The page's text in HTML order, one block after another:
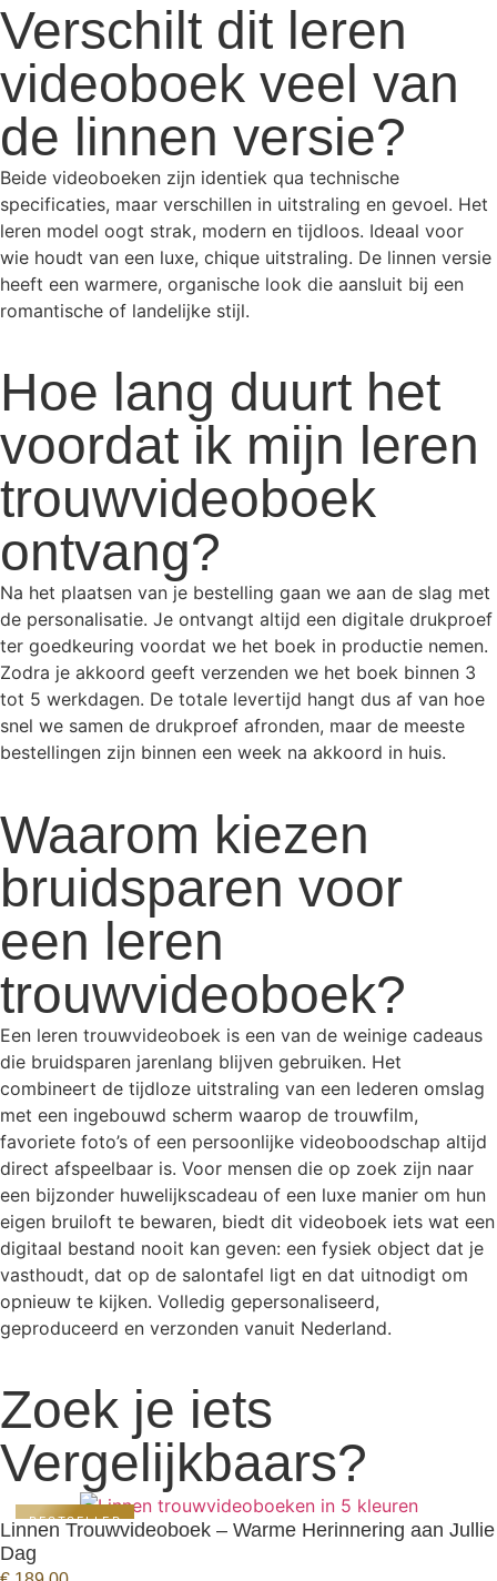
Verschilt dit leren
videoboek veel van
de linnen versie?
Beide videoboeken zijn identiek qua technische
specificaties, maar verschillen in uitstraling en gevoel. Het
leren model oogt strak, modern en tijdloos. Ideaal voor
wie houdt van een luxe, chique uitstraling. De linnen versie
heeft een warmere, organische look die aansluit bij een
romantische of landelijke stijl.
Hoe lang duurt het
voordat ik mijn leren
trouwvideoboek
ontvang?
Na het plaatsen van je bestelling gaan we aan de slag met
de personalisatie. Je ontvangt altijd een digitale drukproef
ter goedkeuring voordat we het boek in productie nemen.
Zodra je akkoord geeft verzenden we het boek binnen 3
tot 5 werkdagen. De totale levertijd hangt dus af van hoe
snel we samen de drukproef afronden, maar de meeste
bestellingen zijn binnen een week na akkoord in huis.
Waarom kiezen
bruidsparen voor
een leren
trouwvideoboek?
Een leren trouwvideoboek is een van de weinige cadeaus
die bruidsparen jarenlang blijven gebruiken. Het
combineert de tijdloze uitstraling van een lederen omslag
met een ingebouwd scherm waarop de trouwfilm,
favoriete foto’s of een persoonlijke videoboodschap altijd
direct afspeelbaar is. Voor mensen die op zoek zijn naar
een bijzonder huwelijkscadeau of een luxe manier om hun
eigen bruiloft te bewaren, biedt dit videoboek iets wat een
digitaal bestand nooit kan geven: een fysiek object dat je
vasthoudt, dat op de salontafel ligt en dat uitnodigt om
opnieuw te kijken. Volledig gepersonaliseerd,
geproduceerd en verzonden vanuit Nederland.
Zoek je iets
Vergelijkbaars?
BESTSELLER
Linnen Trouwvideoboek – Warme Herinnering aan Jullie
Dag